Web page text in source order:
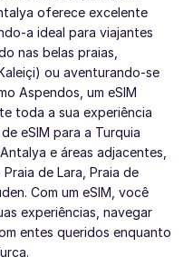
oferece excelente
a ideal para viajantes
nas belas praias,
ou aventurando-se
Aspendos, um eSIM
toda a sua experiência
eSIM para a Turquia
e áreas adjacentes,
de Lara, Praia de
Com um eSIM, você
experiências, navegar
entes queridos enquanto